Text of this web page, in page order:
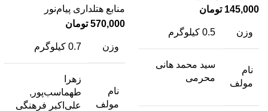
145,000 تومان
وزن 0.5 کیلوگرم
نام
مولف
سید محمد هانی
محرمی
منابع هتلداری پیام‌نور
570,000 تومان
وزن 0.7 کیلوگرم
نام
مولف
زهرا
طهماسب‌پور,
علی‌اکبر فرهنگی